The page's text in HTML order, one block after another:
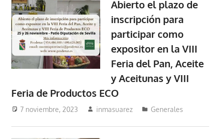
(Sevilla)
Abierto el plazo de
inscripción para
participar como
expositor en la VIII
Feria del Pan, Aceite
y Aceitunas y VIII
Feria de Productos ECO
7 noviembre, 2023 inmasuarez Generales